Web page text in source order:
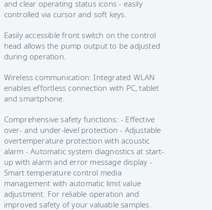
and clear operating status icons - easily
controlled via cursor and soft keys.
Easily accessible front switch on the control
head allows the pump output to be adjusted
during operation.
Wireless communication: Integrated WLAN
enables effortless connection with PC, tablet
and smartphone.
Comprehensive safety functions: - Effective
over- and under-level protection - Adjustable
overtemperature protection with acoustic
alarm - Automatic system diagnostics at start-
up with alarm and error message display -
Smart temperature control media
management with automatic limit value
adjustment. For reliable operation and
improved safety of your valuable samples.